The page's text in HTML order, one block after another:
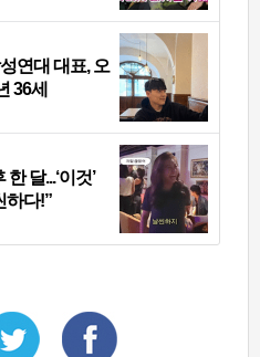
연대 대표, 오
36세
달...‘이것’
하다!”